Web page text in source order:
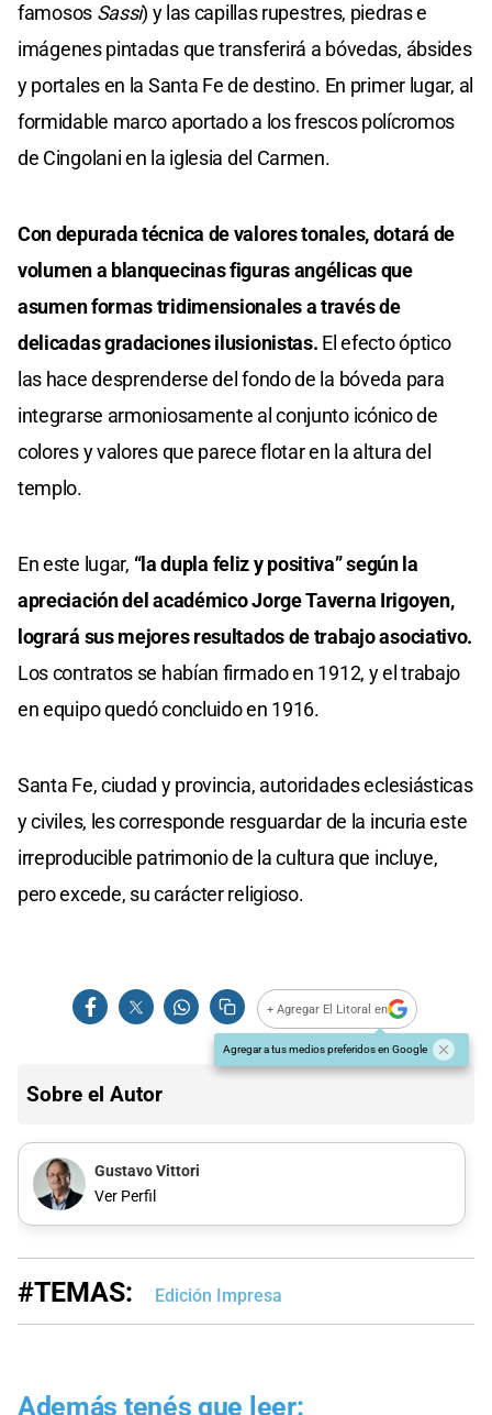
famososSassi) y las capillas rupestres, piedras e
imágenes pintadas que transferirá a bóvedas, ábsides
y portales en la Santa Fe de destino. En primer lugar, al
formidable marco aportado a los frescos polícromos
de Cingolani en la iglesia del Carmen.
Con depurada técnica de valores tonales, dotará de
volumen a blanquecinas figuras angélicas que
asumen formas tridimensionales a través de
delicadas gradaciones ilusionistas. El efecto óptico
las hace desprenderse del fondo de la bóveda para
integrarse armoniosamente al conjunto icónico de
colores y valores que parece flotar en la altura del
templo.
En este lugar, “la dupla feliz y positiva” según la
apreciación del académico Jorge Taverna Irigoyen,
logrará sus mejores resultados de trabajo asociativo.
Los contratos se habían firmado en 1912, y el trabajo
en equipo quedó concluido en 1916.
Santa Fe, ciudad y provincia, autoridades eclesiásticas
y civiles, les corresponde resguardar de la incuria este
irreproducible patrimonio de la cultura que incluye,
pero excede, su carácter religioso.
+ Agregar El Litoral en
Agregar a tus medios preferidos en Google
Sobre el Autor
Gustavo Vittori
Ver Perfil
#TEMAS: Edición Impresa
Además tenés que leer: